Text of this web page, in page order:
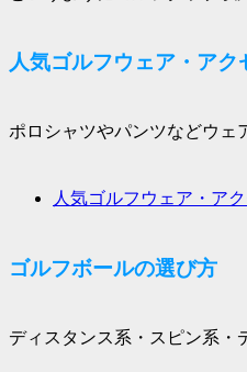
人気ゴルフウェア・アク
ポロシャツやパンツなどウェ
人気ゴルフウェア・ア
ゴルフボールの選び方
ディスタンス系・スピン系・